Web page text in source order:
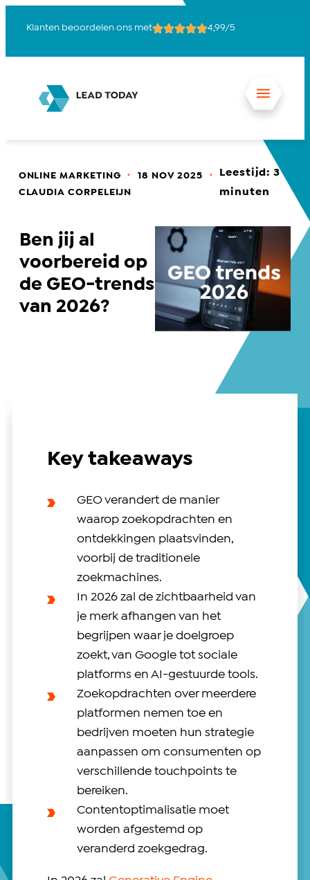
Klanten beoordelen ons met 4,99/5
ONLINE MARKETING . 18 NOV 2025 .
CLAUDIA CORPELEIJN
Leestijd: 3
minuten
Ben jij al
voorbereid op
de GEO-trends
van 2026?
Key takeaways
GEO verandert de manier
waarop zoekopdrachten en
ontdekkingen plaatsvinden,
voorbij de traditionele
zoekmachines.
In 2026 zal de zichtbaarheid van
je merk afhangen van het
begrijpen waar je doelgroep
zoekt, van Google tot sociale
platforms en AI-gestuurde tools.
Zoekopdrachten over meerdere
platformen nemen toe en
bedrijven moeten hun strategie
aanpassen om consumenten op
verschillende touchpoints te
bereiken.
Contentoptimalisatie moet
worden afgestemd op
veranderd zoekgedrag.